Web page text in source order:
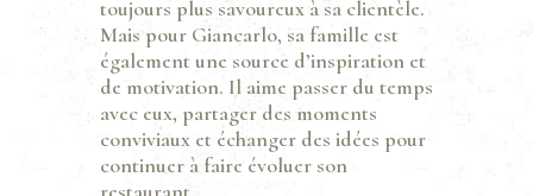
toujours plus savoureux à sa clientèle.
Mais pour Giancarlo, sa famille est
également une source d’inspiration et
de motivation. Il aime passer du temps
avec eux, partager des moments
conviviaux et échanger des idées pour
continuer à faire évoluer son